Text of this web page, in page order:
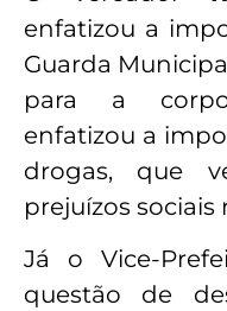
enfatizou a
Guarda
para a
enfatizou a
drogas, que
prejuízos
Já o Vice-
questão de